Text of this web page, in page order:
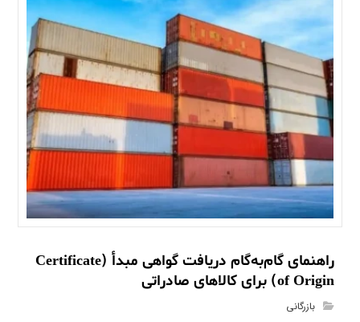
راهنمای گام‌به‌گام دریافت گواهی مبدأ (Certificate
of Origin) برای کالاهای صادراتی
بازرگانی